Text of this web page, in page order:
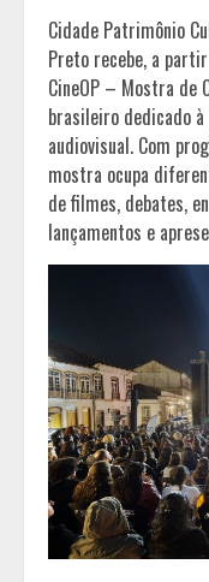
Cidade Patrimônio
Preto recebe, a
CineOP – Mostra de
brasileiro dedicado
audiovisual. Com
mostra ocupa
de filmes, debates,
lançamentos e